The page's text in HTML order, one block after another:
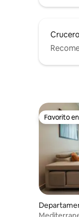
Favorito
Favorito
residencial